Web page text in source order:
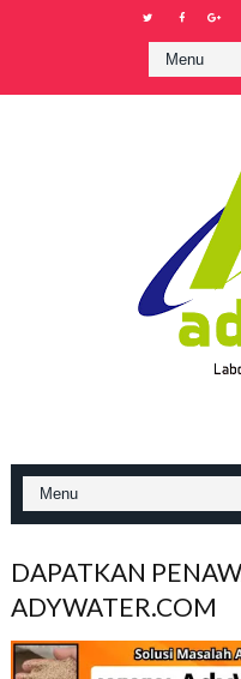
DAPATKAN
ADYWATER.COM